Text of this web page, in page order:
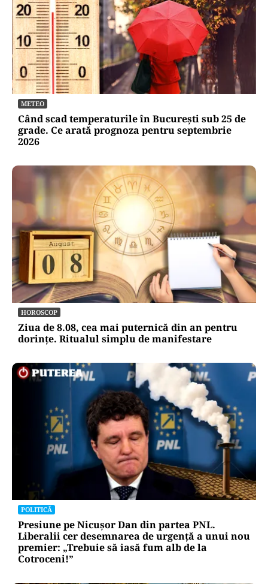
METEO
Când scad temperaturile în București sub 25 de
grade. Ce arată prognoza pentru septembrie
2026
HOROSCOP
Ziua de 8.08, cea mai puternică din an pentru
dorințe. Ritualul simplu de manifestare
POLITICĂ
Presiune pe Nicușor Dan din partea PNL.
Liberalii cer desemnarea de urgență a unui nou
premier: „Trebuie să iasă fum alb de la
Cotroceni!”